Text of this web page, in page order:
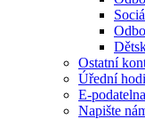
Ostatní
Úřední
E-podatelna
Napište